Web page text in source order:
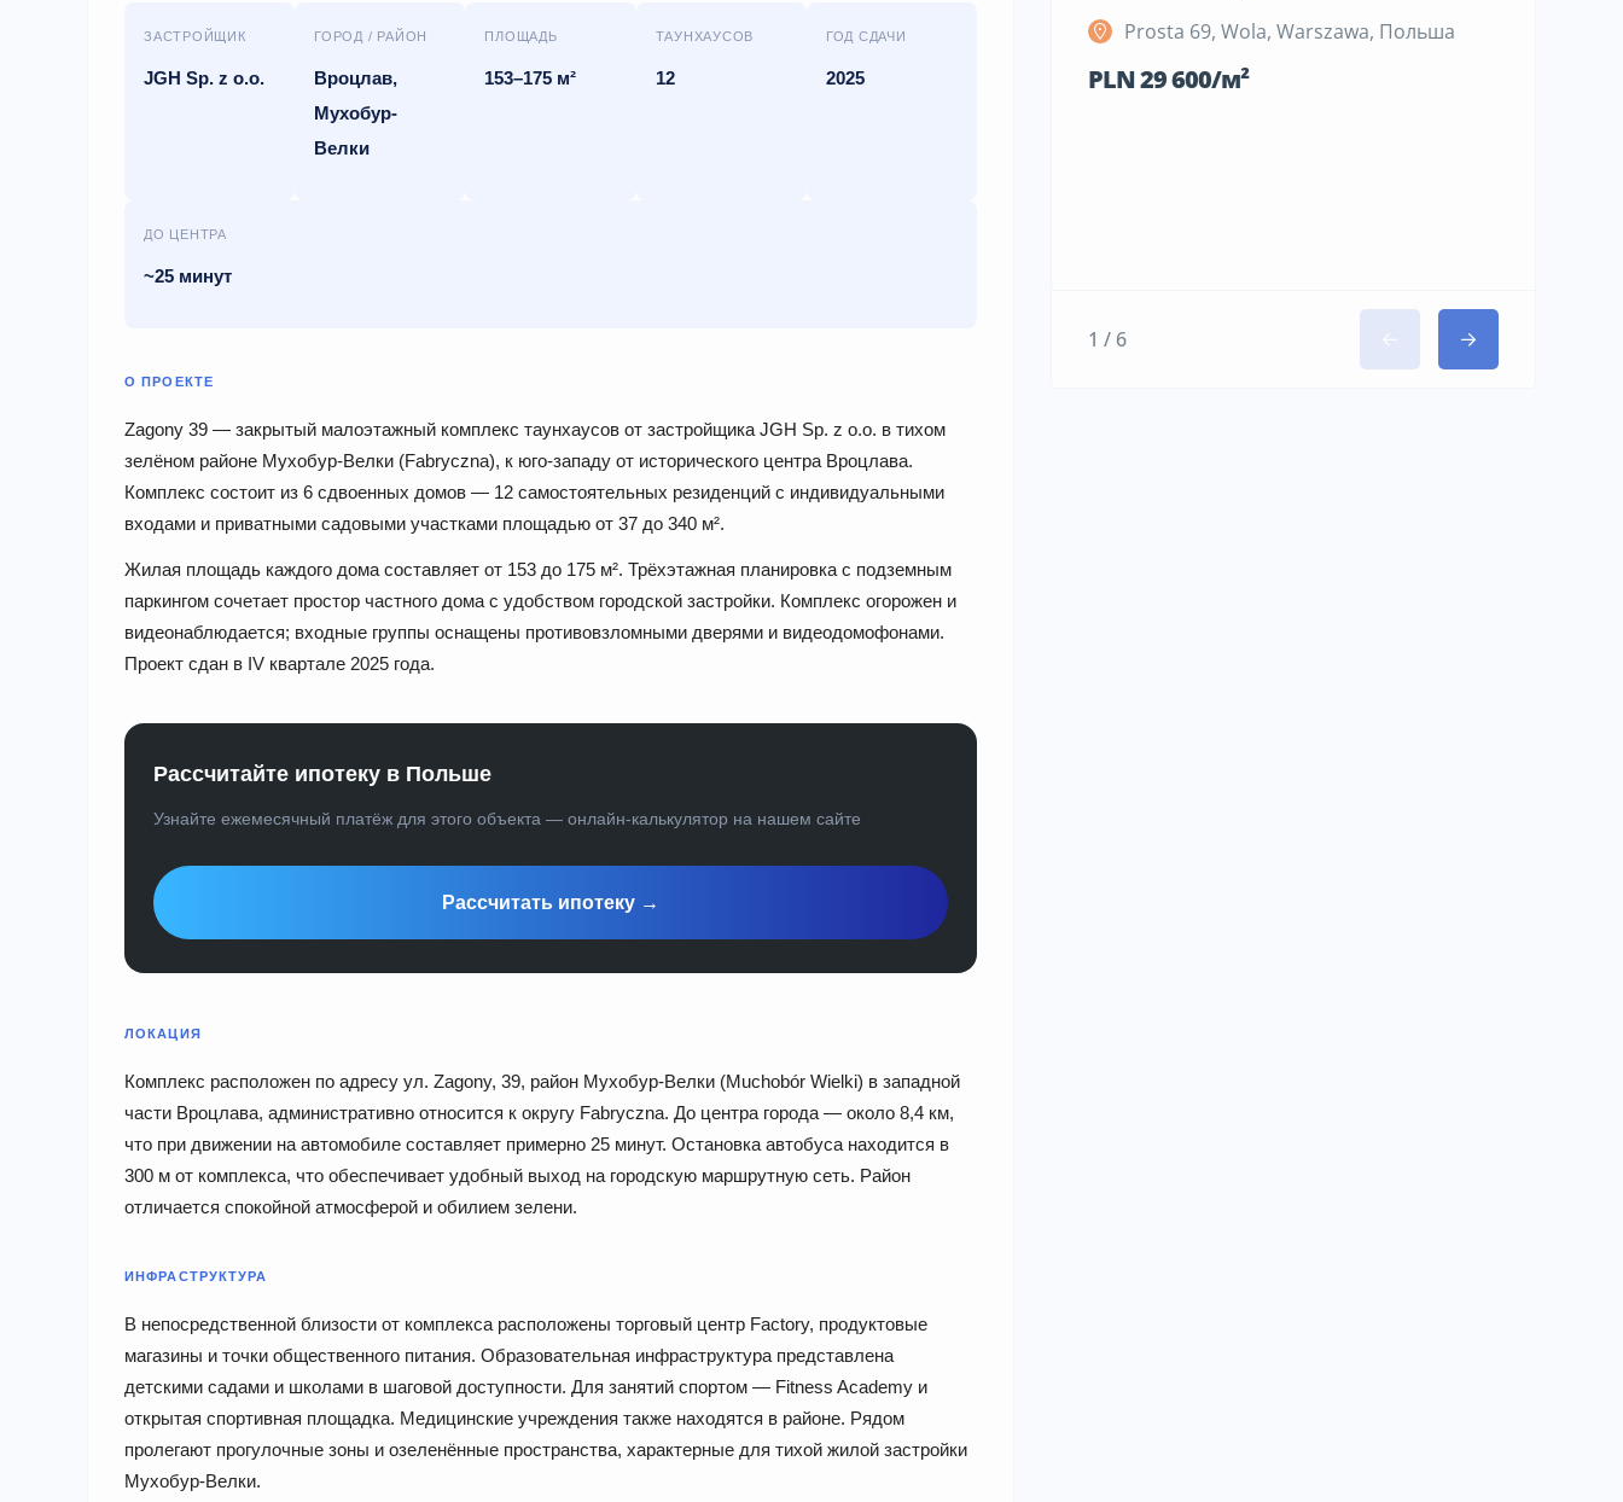
ЗАСТРОЙЩИК
JGH Sp. z o.o.
ГОРОД / РАЙОН
Вроцлав,
Мухобур-
Велки
ПЛОЩАДЬ
153–175 м²
ТАУНХАУСОВ
12
ГОД СДАЧИ
2025
ДО ЦЕНТРА
~25 минут
О ПРОЕКТЕ
Zagony 39 — закрытый малоэтажный комплекс таунхаусов от застройщика JGH Sp. z o.o. в тихом
зелёном районе Мухобур-Велки (Fabryczna), к юго-западу от исторического центра Вроцлава.
Комплекс состоит из 6 сдвоенных домов — 12 самостоятельных резиденций с индивидуальными
входами и приватными садовыми участками площадью от 37 до 340 м².
Жилая площадь каждого дома составляет от 153 до 175 м². Трёхэтажная планировка с подземным
паркингом сочетает простор частного дома с удобством городской застройки. Комплекс огорожен и
видеонаблюдается; входные группы оснащены противовзломными дверями и видеодомофонами.
Проект сдан в IV квартале 2025 года.
Рассчитайте ипотеку в Польше
Узнайте ежемесячный платёж для этого объекта — онлайн-калькулятор на нашем сайте
Рассчитать ипотеку →
ЛОКАЦИЯ
Комплекс расположен по адресу ул. Zagony, 39, район Мухобур-Велки (Muchobór Wielki) в западной
части Вроцлава, административно относится к округу Fabryczna. До центра города — около 8,4 км,
что при движении на автомобиле составляет примерно 25 минут. Остановка автобуса находится в
300 м от комплекса, что обеспечивает удобный выход на городскую маршрутную сеть. Район
отличается спокойной атмосферой и обилием зелени.
ИНФРАСТРУКТУРА
В непосредственной близости от комплекса расположены торговый центр Factory, продуктовые
магазины и точки общественного питания. Образовательная инфраструктура представлена
детскими садами и школами в шаговой доступности. Для занятий спортом — Fitness Academy и
открытая спортивная площадка. Медицинские учреждения также находятся в районе. Рядом
пролегают прогулочные зоны и озеленённые пространства, характерные для тихой жилой застройки
Мухобур-Велки.
Prosta 69, Wola, Warszawa, Польша
PLN 29 600/м²
1 / 6